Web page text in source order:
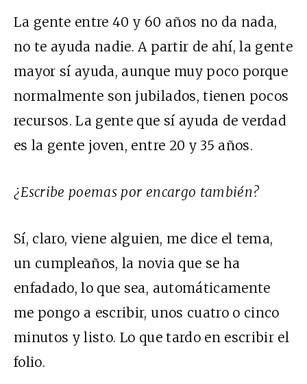
La gente entre 40 y 60 años no da nada,
no te ayuda nadie. A partir de ahí, la gente
mayor sí ayuda, aunque muy poco porque
normalmente son jubilados, tienen pocos
recursos. La gente que sí ayuda de verdad
es la gente joven, entre 20 y 35 años.
¿Escribe poemas por encargo también?
Sí, claro, viene alguien, me dice el tema,
un cumpleaños, la novia que se ha
enfadado, lo que sea, automáticamente
me pongo a escribir, unos cuatro o cinco
minutos y listo. Lo que tardo en escribir el
folio.